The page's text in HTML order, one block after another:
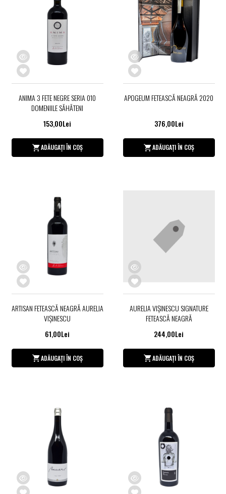
ANIMA 3 FETE NEGRE SERIA 010
DOMENIILE SĂHĂTENI
153,00Lei
ADĂUGAȚI ÎN COȘ
APOGEUM FETEASCĂ NEAGRĂ 2020
376,00Lei
ADĂUGAȚI ÎN COȘ
ARTISAN FETEASCĂ NEAGRĂ AURELIA
VIŞINESCU
61,00Lei
ADĂUGAȚI ÎN COȘ
AURELIA VIŞINESCU SIGNATURE
FETEASCĂ NEAGRĂ
244,00Lei
ADĂUGAȚI ÎN COȘ